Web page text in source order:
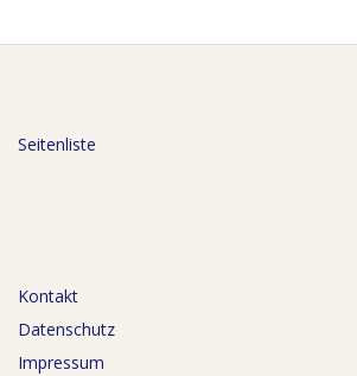
Seitenliste
Kontakt
Datenschutz
Impressum